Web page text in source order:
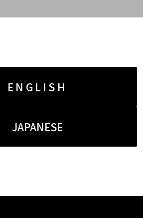
ENGLISH
JAPANESE
の夜明け なぜ世界で人気！？